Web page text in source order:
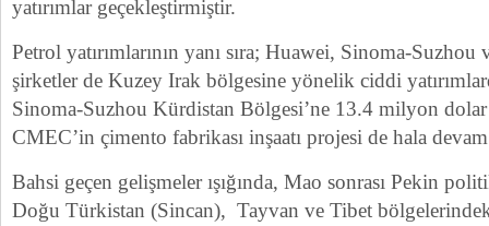
yatırımlar geçekleştirmiştir.
Petrol yatırımlarının yanı sıra; Huawei, Sinoma-
şirketler de Kuzey Irak bölgesine yönelik ciddi
Sinoma-Suzhou Kürdistan Bölgesi’ne 13.4 milyon dolar
CMEC’in çimento fabrikası inşaatı projesi de hala
Bahsi geçen gelişmeler ışığında, Mao sonrası Pekin
Doğu Türkistan (Sincan), Tayvan ve Tibet